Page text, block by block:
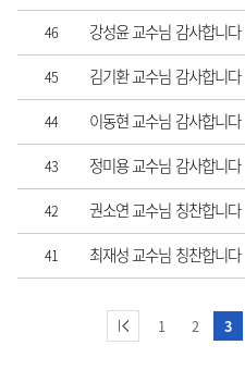
46 강성윤 교수님 감사합니다
45 김기환 교수님 감사합니다
44 이동현 교수님 감사합니다
43 정미용 교수님 감사합니다
42 권소연 교수님 칭찬합니다
41 최재성 교수님 칭찬합니다
1 2 3